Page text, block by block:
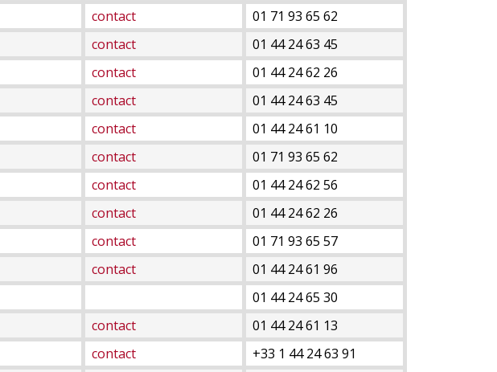
contact
01 71 93 65 62
contact
01 44 24 63 45
contact
01 44 24 62 26
contact
01 44 24 63 45
contact
01 44 24 61 10
contact
01 71 93 65 62
contact
01 44 24 62 56
contact
01 44 24 62 26
contact
01 71 93 65 57
contact
01 44 24 61 96
01 44 24 65 30
contact
01 44 24 61 13
contact
+33 1 44 24 63 91